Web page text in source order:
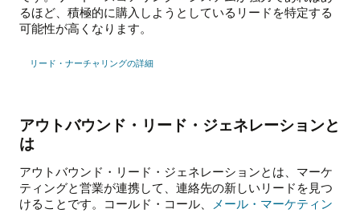
るほど、積極的に購入しようとしているリードを特定する
可能性が高くなります。
リード・ナーチャリングの詳細
アウトバウンド・リード・ジェネレーションと
は
アウトバウンド・リード・ジェネレーションとは、マーケ
ティングと営業が連携して、連絡先の新しいリードを見つ
けることです。コールド・コール、 メール・マーケティン